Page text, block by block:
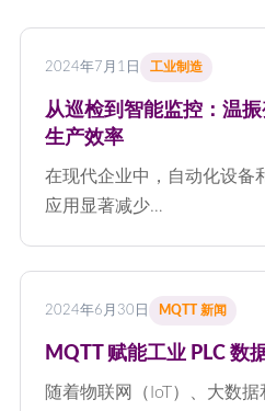
2024年7月1日 工业制造
从巡检到智能监控：温
生产效率
在现代企业中，自动化设备
应用显著减少…
2024年6月30日 MQTT 新闻
MQTT 赋能工业 PLC 数
随着物联网（IoT）、大数